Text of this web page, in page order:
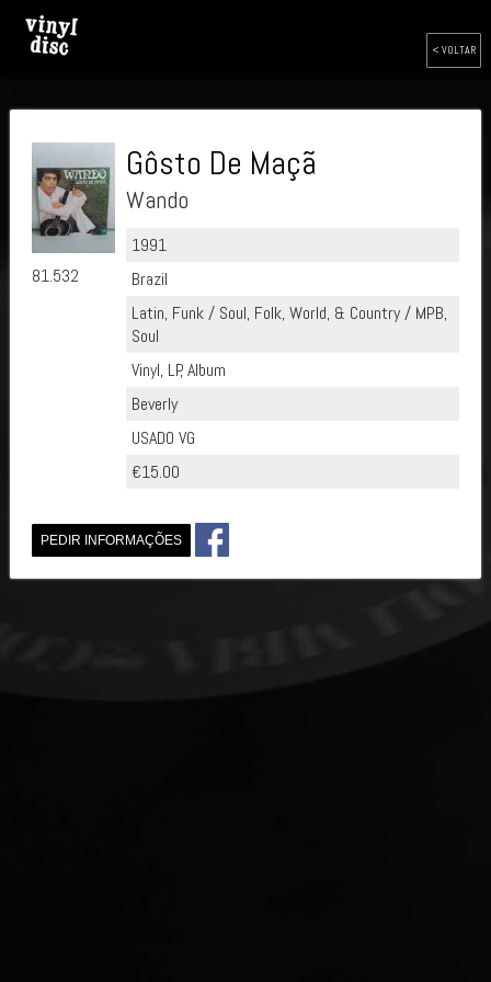
< VOLTAR
81.532
Gôsto De Maçã
Wando
1991
Brazil
Latin, Funk / Soul, Folk, World, & Country / MPB,
Soul
Vinyl, LP, Album
Beverly
USADO VG
€15.00
PEDIR INFORMAÇÕES